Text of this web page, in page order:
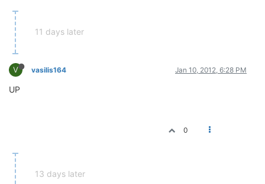
11 days later
V vasilis164 Jan 10, 2012, 6:28 PM
UP
0
13 days later